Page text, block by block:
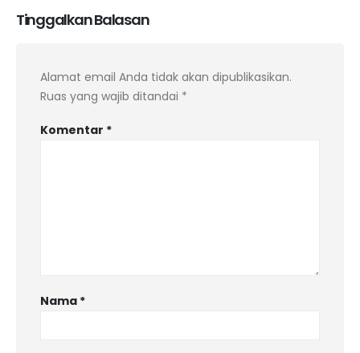
Tinggalkan Balasan
Alamat email Anda tidak akan dipublikasikan.
Ruas yang wajib ditandai *
Komentar *
Nama *